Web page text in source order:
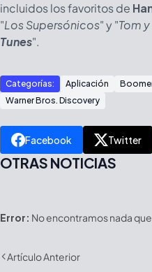
incluidos los favoritos de
"Los Supersónicos"y "Tom
Tunes".
Categorías: Aplicación
Warner Bros. Discovery
Facebook Twitter
OTRAS NOTICIAS
Error: No encontramos nada
Artículo Anterior